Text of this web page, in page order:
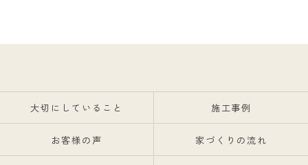
大切にしていること 施工事例
お客様の声 家づくりの流れ